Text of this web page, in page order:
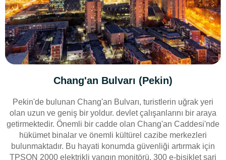
Chang'an Bulvarı (Pekin)
Pekin'de bulunan Chang'an Bulvarı, turistlerin uğrak yeri
olan uzun ve geniş bir yoldur. devlet çalışanlarını bir araya
getirmektedir. Önemli bir cadde olan Chang'an Caddesi'nde
hükümet binalar ve önemli kültürel cazibe merkezleri
bulunmaktadır. Bu hayati konumda güvenliği artırmak için
TPSON 2000 elektrikli yangın monitörü, 300 e-bisiklet şarj